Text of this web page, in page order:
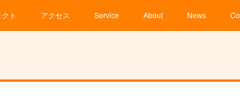
ト アクセス Service About News